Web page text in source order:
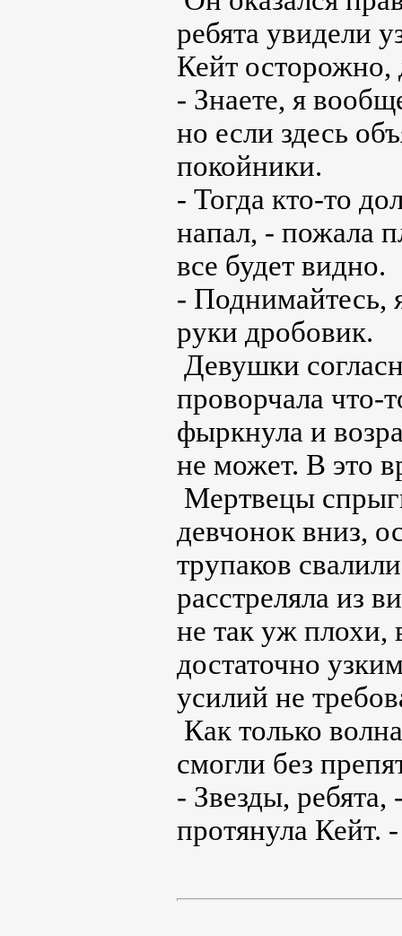
ребята увидели
Кейт осторожно,
- Знаете, я
но если здесь
покойники.
- Тогда кто-то
напал, - пожала
все будет видно.
- Поднимайтесь,
руки дробовик.
Девушки
проворчала что-
фыркнула и
не может. В это
Мертвецы
девчонок вниз,
трупаков
расстреляла из
не так уж плохи,
достаточно
усилий не
Как только
смогли без
- Звезды,
протянула Кейт.